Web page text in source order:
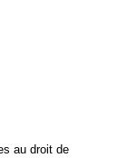
au droit de